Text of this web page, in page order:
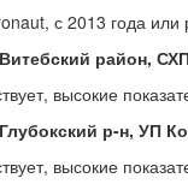
с 2013 года или
район,
высокие
р-н, УП
высокие